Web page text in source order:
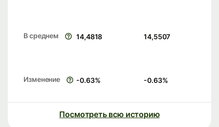
В среднем 14,4818 14,5507
Изменение -0.63% -0.63%
Посмотреть всю историю